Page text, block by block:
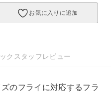
お気に入りに追加
ク スタッフレビュー
のフライに対応するフラ